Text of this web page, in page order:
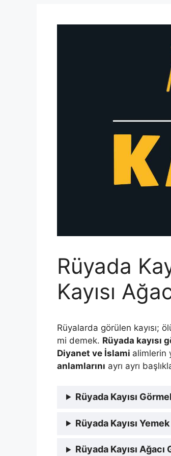
Rüyada
Kayısı
Rüyalarda görülen kayısı;
mi demek. Rüyada kayısı
Diyanet ve İslami alimlerin
anlamlarını ayrı ayrı
Rüyada Kayısı
Rüyada Kayısı Yemek
Rüyada Kayısı Ağacı